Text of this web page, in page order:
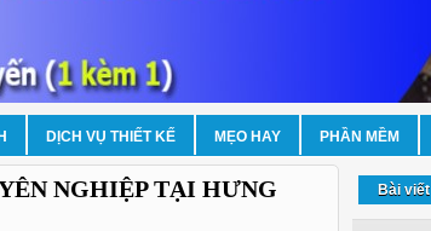
DỊCH VỤ THIẾT KẾ MẸO HAY PHẦN MỀM
NGHIỆP TẠI HƯNG
Bài viết